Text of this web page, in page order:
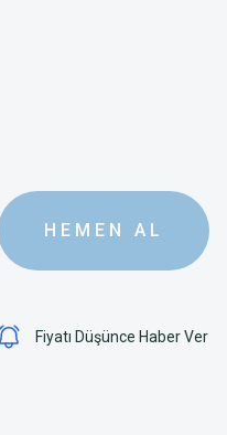
HEMEN AL
Fiyatı Düşünce Haber Ver